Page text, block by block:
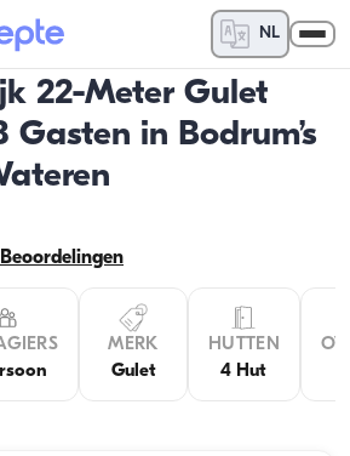
NL
22-Meter Gulet
Gasten in Bodrum’s
Beoordelingen
MERK
Gulet
HUTTEN
4 Hut